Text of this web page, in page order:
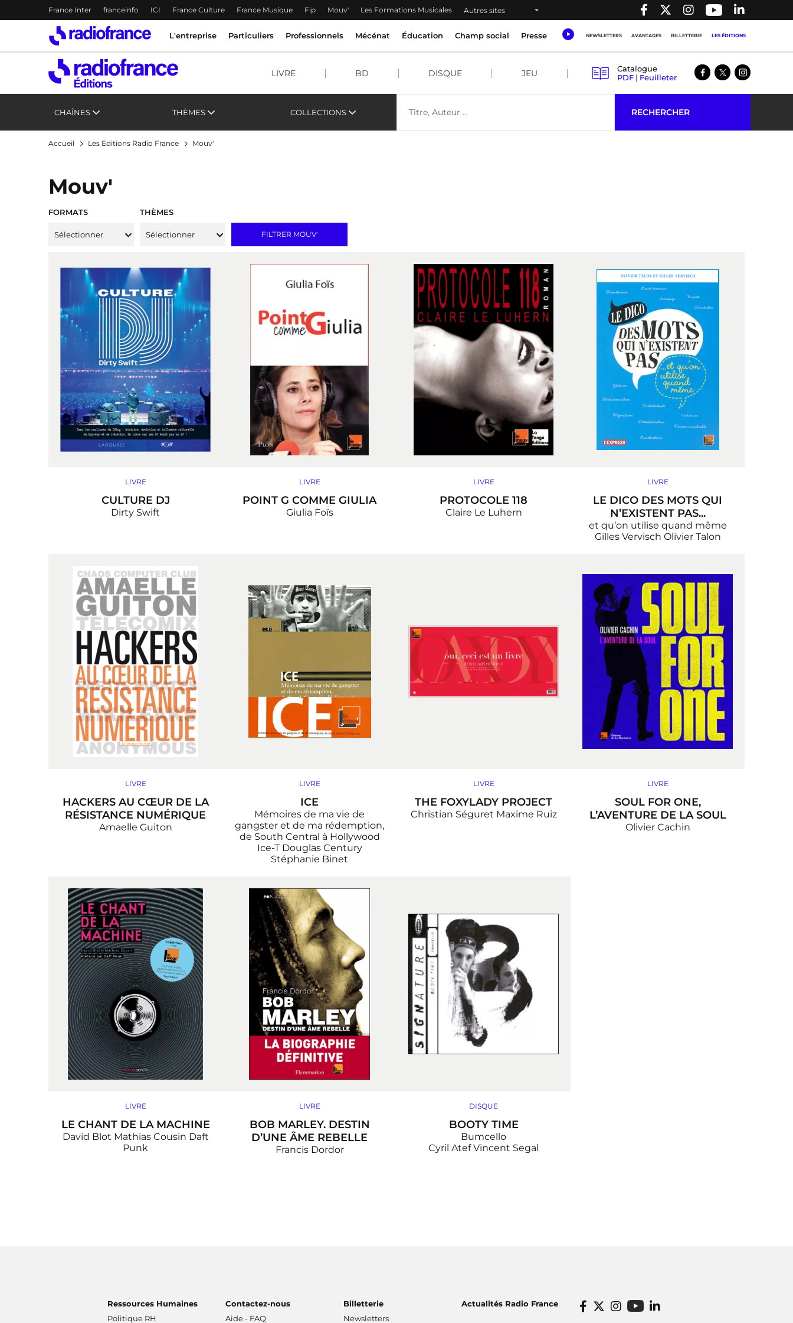
Accès direct :
Menu principal
France Inter franceinfo ICI France Culture France Musique Fip Mouv' Les Formations Musicales Autres sites
Menu principal
L'entreprise Particuliers Professionnels Mécénat Éducation Champ social Presse NEWSLETTERS AVANTAGES BILLETTERIE LES ÉDITIONS
LIVRE BD DISQUE JEU
Catalogue
PDF | Feuilleter
CHAÎNES THÈMES COLLECTIONS RECHERCHER
Accueil Les Editions Radio France Mouv'
Mouv'
FORMATS
Sélectionner
THÈMES
Sélectionner FILTRER MOUV'
LIVRE
CULTURE DJ
Dirty Swift
LIVRE
POINT G COMME GIULIA
Giulia Foïs
LIVRE
PROTOCOLE 118
Claire Le Luhern
LIVRE
LE DICO DES MOTS QUI
N’EXISTENT PAS...
et qu’on utilise quand même
Gilles Vervisch Olivier Talon
LIVRE
HACKERS AU CŒUR DE LA
RÉSISTANCE NUMÉRIQUE
Amaelle Guiton
LIVRE
ICE
Mémoires de ma vie de
gangster et de ma rédemption,
de South Central à Hollywood
Ice-T Douglas Century
Stéphanie Binet
LIVRE
THE FOXYLADY PROJECT
Christian Séguret Maxime Ruiz
LIVRE
SOUL FOR ONE,
L’AVENTURE DE LA SOUL
Olivier Cachin
LIVRE
LE CHANT DE LA MACHINE
David Blot Mathias Cousin Daft
Punk
LIVRE
BOB MARLEY. DESTIN
D’UNE ÂME REBELLE
Francis Dordor
DISQUE
BOOTY TIME
Bumcello
Cyril Atef Vincent Segal
Ressources Humaines
Politique RH
Contactez-nous
Aide - FAQ
Billetterie
Newsletters
Actualités Radio France